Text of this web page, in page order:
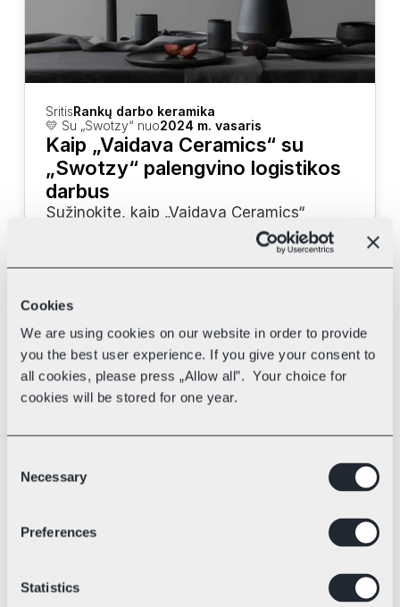
Cookies
We are using cookies on our website in order to provide
you the best user experience. If you give your consent to
all cookies, please press „Allow all”. Your choice for
cookies will be stored for one year.
Selection
Necessary
Preferences
Statistics
SritisRankų darbo keramika
💛 Su „Swotzy“ nuo2024 m. vasaris
Kaip „Vaidava Ceramics“ su
„Swotzy“ palengvino logistikos
darbus
Sužinokite, kaip „Vaidava Ceramics“
naudoja „Swotzy“ įrankius bei skirtingus
kurjerius savo pristatymui pagreitinti.
Elektrinių lenktyninių kartingų technologija
💛 Su „Swotzy“ nuo
rekordas ir kelias į tvarią ateitį
„Blue Shock Race“ yra tikra kartingų